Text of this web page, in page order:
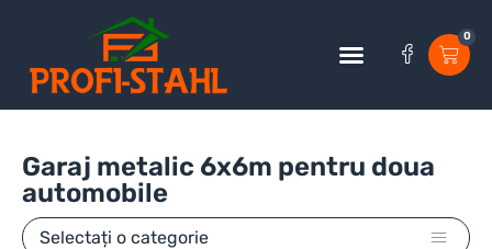
0
Garaj metalic 6x6m pentru doua
automobile
Selectați o categorie